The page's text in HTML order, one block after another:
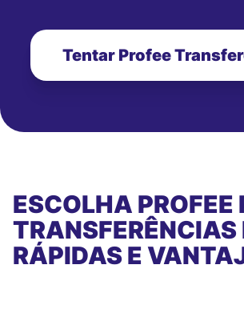
Tentar Profee
ESCOLHA PROFEE
RÁPIDAS E